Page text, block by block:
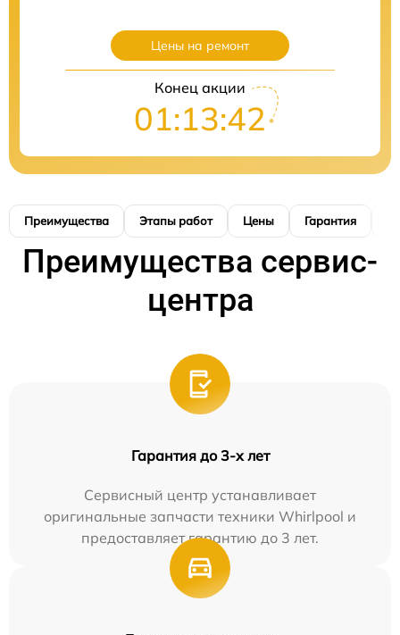
Цены на ремонт
Конец акции
01:13:40
Преимущества Этапы работ Цены Гарантия
Преимущества сервис-
центра
Гарантия до 3-х лет
Сервисный центр устанавливает
оригинальные запчасти техники Whirlpool и
предоставляет гарантию до 3 лет.